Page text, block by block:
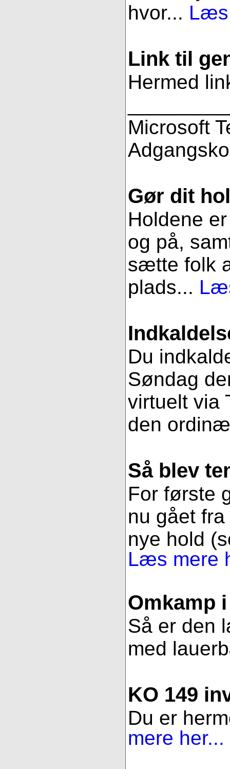
hvor... Læs
Link til
Hermed
Microsoft
Gør dit
Holdene
og på,
sætte folk
plads...
Du
Søndag
virtuelt via
den
Så blev
For første
nu gået
nye hold
Læs mere
Omkamp
Så er den
med
KO 149
Du er
mere her...